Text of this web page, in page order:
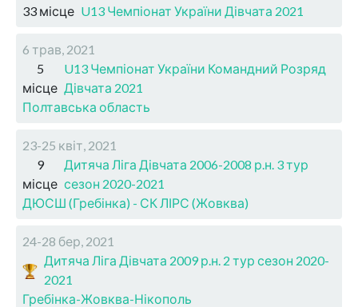
33 місце U13 Чемпіонат України Дівчата 2021
6 трав, 2021
5
місце
U13 Чемпіонат України Командний Розряд
Дівчата 2021
Полтавська область
23-25 квіт, 2021
9
місце
Дитяча Ліга Дівчата 2006-2008 р.н. 3 тур
сезон 2020-2021
ДЮСШ (Гребінка) - СК ЛІРС (Жовква)
24-28 бер, 2021
Дитяча Ліга Дівчата 2009 р.н. 2 тур сезон 2020-
2021
Гребінка-Жовква-Нікополь